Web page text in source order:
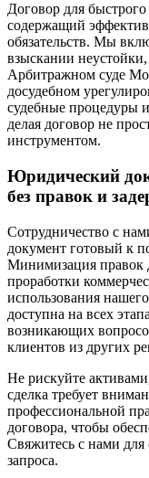
Договор для
содержащий
обязательств. Мы
взыскании
Арбитражном суде
досудебном
судебные процедуры
делая договор не
инструментом.
Юридический
без правок и
Сотрудничество с
документ готовый к
Минимизация правок
проработки
использования
доступна на всех
возникающих
клиентов из других
Не рискуйте
сделка требует
профессиональной
договора, чтобы
Свяжитесь с нами для
запроса.